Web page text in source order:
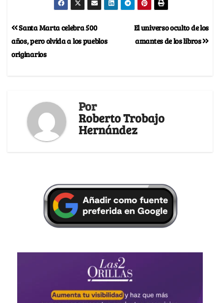
El universo oculto de los
amantes de los libros
Santa Marta celebra 500
años, pero olvida a los pueblos
originarios
Por
Roberto Trobajo
Hernández